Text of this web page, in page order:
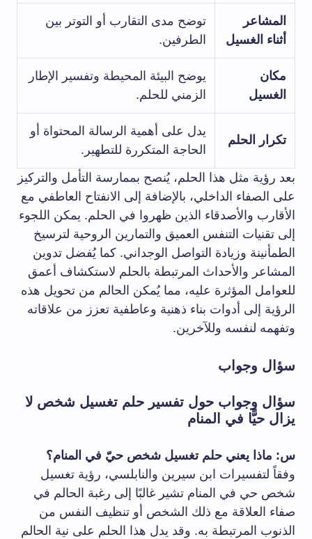
المشاعر
أثناء الغسيل
توضح مدى التقارب أو التوتر بين
الطرفين.
مكان
الغسيل
يوضح البيئة المحيطة وتفسير الإطار
الزمني للحلم.
تكرار الحلم
يدل على أهمية الرسالة المحتواة أو
الحاجة المتكررة للتطهير.
بعد رؤية مثل هذا الحلم، يُنصح بممارسة التأمل والتركيز
على الصفاء الداخلي، بالإضافة إلى الانفتاح العاطفي مع
الأقارب والأصدقاء الذين ظهروا في الحلم. يمكن اللجوء
إلى تقنيات التنفس العميق والتمارين الروحية لترسيخ
الطمأنينة وزيادة التواصل الوجداني. كما يُفضل تدوين
المشاعر والأحداث المرتبطة بالحلم لاستكشاف أعمق
للعوامل المؤثرة عليه، مما يُمكن الحالم من تحويل هذه
الرؤية إلى أدوات بناء ذهنية وعاطفية تعزز من علاقاته
وتفهمه لنفسه وللآخرين.
سؤال وجواب
سؤال وجواب حول تفسير حلم تغسيل شخص لا
يزال حيًّا في المنام
س: ماذا يعني حلم تغسيل شخص حيّ في المنام؟
وفقاً لتفسيرات ابن سيرين والنابلسي، رؤية تغسيل
شخص حي في المنام تشير غالبًا إلى رغبة الحالم في
صفاء العلاقة مع ذلك الشخص أو تنظيف النفس من
الذنوب المرتبطة به. وقد يدل هذا الحلم على نية الحالم